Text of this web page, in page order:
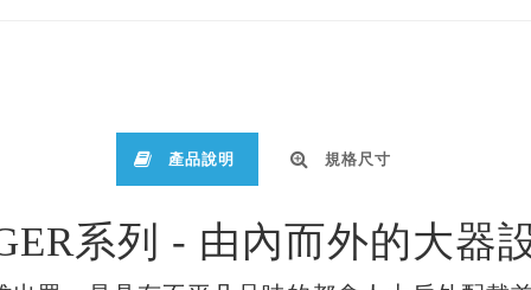
產品說明 規格尺寸
系列 - 由內而外的大器